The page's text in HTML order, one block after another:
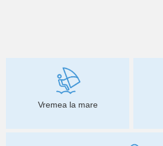
Vremea la mare